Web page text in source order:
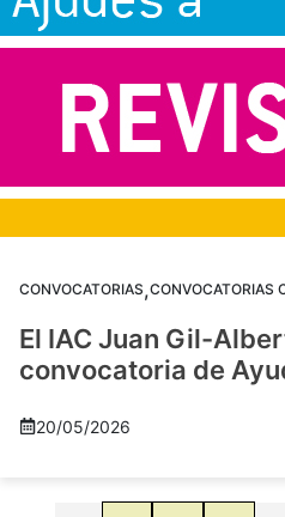
CONVOCATORIAS,CONVOCATORIAS
El IAC Juan Gil-
convocatoria de
20/05/2026